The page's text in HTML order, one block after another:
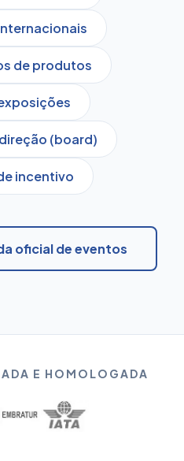
de produtos
(board)
incentivo
oficial de eventos
E HOMOLOGADA